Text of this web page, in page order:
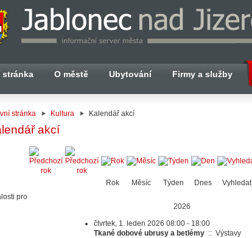
stránka O městě Ubytování Firmy a služby
stránka Kultura Kalendář akcí
akcí
Rok Měsíc Týden Dnes Vyhledat
pro
2026
čtvrtek, 1. leden 2026 08:00 - 18:00
Tkané dobové ubrusy a betlémy :: Výstavy